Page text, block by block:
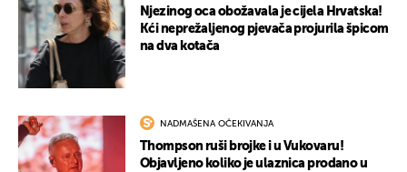
Njezinog oca obožavala je cijela Hrvatska!
Kći neprežaljenog pjevača projurila špicom
na dva kotača
NADMAŠENA OČEKIVANJA
Thompson ruši brojke i u Vukovaru!
Objavljeno koliko je ulaznica prodano u